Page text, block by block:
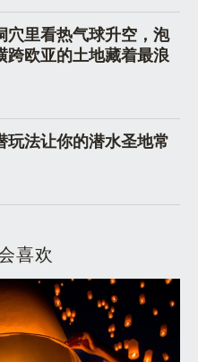
穴里看热气球升空，泡
跨欧亚的土地藏着最浪
玩法让你的潜水圣地常
喜欢